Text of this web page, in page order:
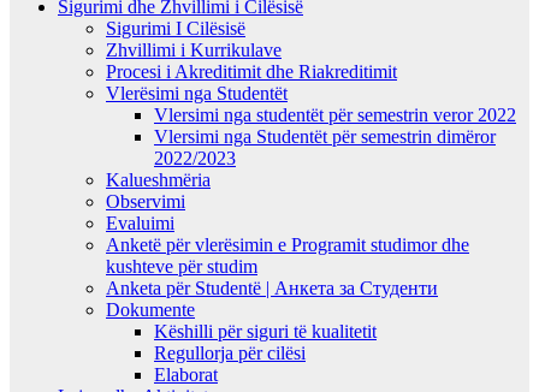
Sigurimi dhe Zhvillimi i Cilësisë
Sigurimi I Cilësisë
Zhvillimi i Kurrikulave
Procesi i Akreditimit dhe Riakreditimit
Vlerësimi nga Studentët
Vlersimi nga studentët për semestrin veror 2022
Vlersimi nga Studentët për semestrin dimëror
2022/2023
Kalueshmëria
Observimi
Evaluimi
Anketë për vlerësimin e Programit studimor dhe
kushteve për studim
Anketa për Studentë | Анкета за Студенти
Dokumente
Këshilli për siguri të kualitetit
Regullorja për cilësi
Elaborat